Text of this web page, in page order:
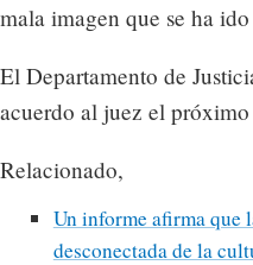
mala imagen que se ha
El Departamento de
acuerdo al juez el
Relacionado,
Un informe afirma que
desconectada de la